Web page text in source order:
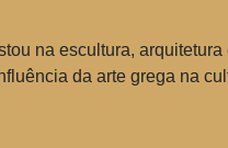
na escultura,
da arte grega na